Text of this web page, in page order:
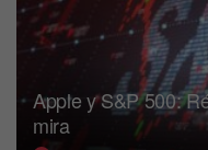
Apple y S&P 500:
mira